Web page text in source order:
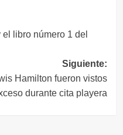
libro número 1 del
Siguiente:
Hamilton fueron vistos
durante cita playera